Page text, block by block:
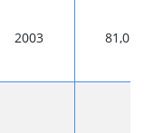
2003 81,0